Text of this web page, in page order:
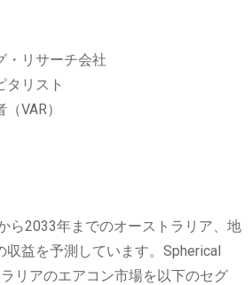
・リサーチ会社
タリスト
VAR）
ら2033年までのオーストラリア、地
収益を予測しています。Spherical
リアのエアコン市場を以下のセグ